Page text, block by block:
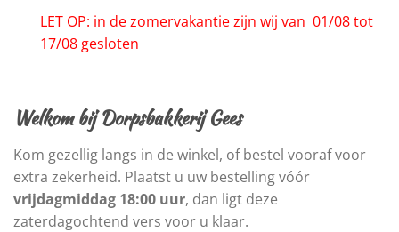
LET OP: in de zomervakantie zijn wij van 01/08 tot
17/08 gesloten
Welkom bij Dorpsbakkerij Gees
Kom gezellig langs in de winkel, of bestel vooraf voor
extra zekerheid. Plaatst u uw bestelling vóór
vrijdagmiddag 18:00 uur, dan ligt deze
zaterdagochtend vers voor u klaar.